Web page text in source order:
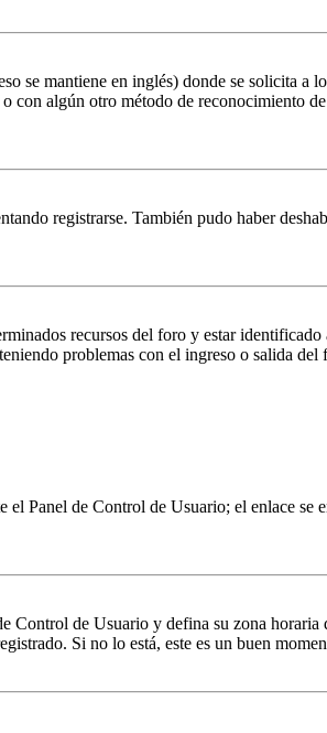
se mantiene en inglés) donde se solicita a
con algún otro método de reconocimiento
registrarse. También pudo haber
recursos del foro y estar
problemas con el ingreso o salida del
Panel de Control de Usuario; el enlace se
Control de Usuario y defina su zona horaria
Si no lo está, este es un buen